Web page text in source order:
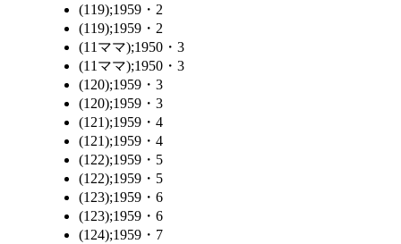
(119);1959・2
(119);1959・2
(11ママ);1950・3
(11ママ);1950・3
(120);1959・3
(120);1959・3
(121);1959・4
(121);1959・4
(122);1959・5
(122);1959・5
(123);1959・6
(123);1959・6
(124);1959・7